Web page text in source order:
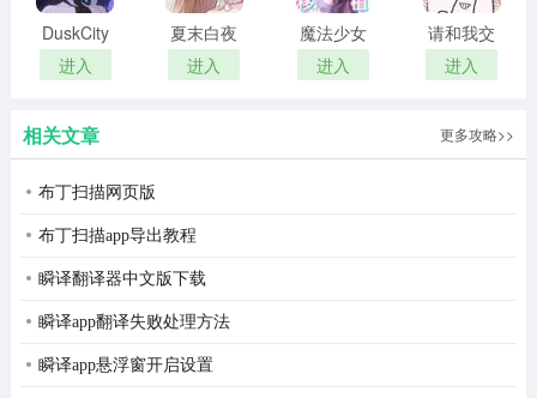
就!找对象必备平台，高效真实优质的单身男女，爱你三千
遍不停!附近交友，聊天交友等功能一应俱全，结束单身时
DuskCity
汉化版
进入
夏末白夜
进入
魔法少女
露娜的灾
难 安卓移
进入
请和我交
往吧孙笑
川前辈
版
进入
相关文章 更多攻略>>
布丁扫描网页版
布丁扫描app导出教程
瞬译翻译器中文版下载
瞬译app翻译失败处理方法
瞬译app悬浮窗开启设置